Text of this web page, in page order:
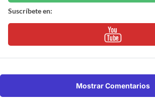
Suscríbete en:
Mostrar Comentarios